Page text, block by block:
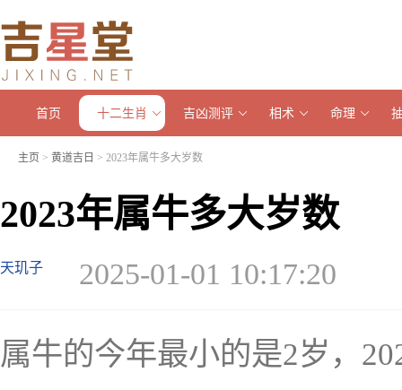
首页 十二生肖 吉凶测评 相术 命理
主页 > 黄道吉日 > 2023年属牛多大岁数
2023年属牛多大岁数
天玑子 2025-01-01 10:17:20
属牛的今年最小的是2岁，